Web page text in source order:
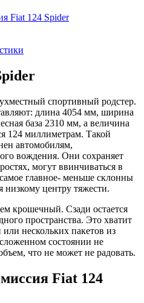
Fiat 124 Spider
спортивный родстер.
длина 4054 мм, ширина
база 2310 мм, а величина
124 миллиметрам. Такой
автомобилям,
вождения. Они сохраняет
могут ввинчиваться в
главное- меньше склонны
низкому центру тяжести.
крошечный. Сзади остается
пространства. Это хватит
нескольких пакетов из
состоянии не
что не может не радовать.
Fiat 124